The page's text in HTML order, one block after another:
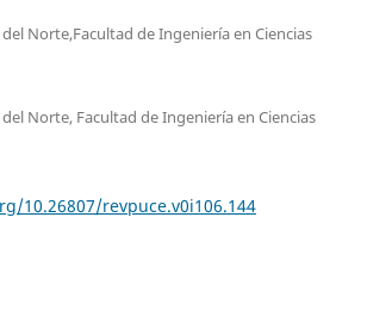
Norte,Facultad de Ingeniería en Ciencias
Norte, Facultad de Ingeniería en Ciencias
10.26807/revpuce.v0i106.144